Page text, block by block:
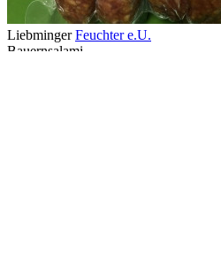
Liebminger Feuchter e.U.
Bauernsalami